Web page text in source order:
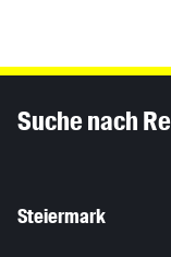
Suche nach
Steiermark